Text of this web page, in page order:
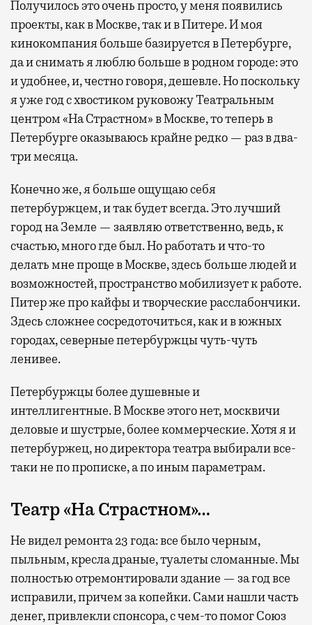
Получилось это очень просто, у меня появились
проекты, как в Москве, так и в Питере. И моя
кинокомпания больше базируется в Петербурге,
да и снимать я люблю больше в родном городе: это
и удобнее, и, честно говоря, дешевле. Но поскольку
я уже год с хвостиком руковожу Театральным
центром «На Страстном» в Москве, то теперь в
Петербурге оказываюсь крайне редко — раз в два-
три месяца.
Конечно же, я больше ощущаю себя
петербуржцем, и так будет всегда. Это лучший
город на Земле — заявляю ответственно, ведь, к
счастью, много где был. Но работать и что-то
делать мне проще в Москве, здесь больше людей и
возможностей, пространство мобилизует к работе.
Питер же про кайфы и творческие расслабончики.
Здесь сложнее сосредоточиться, как и в южных
городах, северные петербуржцы чуть-чуть
ленивее.
Петербуржцы более душевные и
интеллигентные. В Москве этого нет, москвичи
деловые и шустрые, более коммерческие. Хотя я и
петербуржец, но директора театра выбирали все-
таки не по прописке, а по иным параметрам.
Театр «На Страстном»…
Не видел ремонта 23 года: все было черным,
пыльным, кресла драные, туалеты сломанные. Мы
полностью отремонтировали здание — за год все
исправили, причем за копейки. Сами нашли часть
денег, привлекли спонсора, с чем-то помог Союз